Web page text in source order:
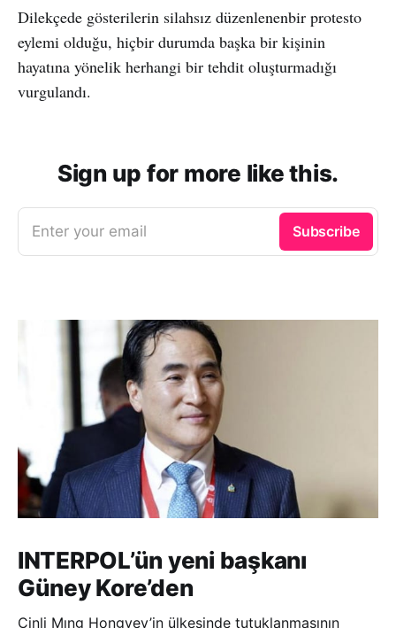
Dilekçede gösterilerin silahsız düzenlenenbir protesto
eylemi olduğu, hiçbir durumda başka bir kişinin
hayatına yönelik herhangi bir tehdit oluşturmadığı
vurgulandı.
Sign up for more like this.
Enter your email Subscribe
INTERPOL’ün yeni başkanı
Güney Kore’den
Çinli Mıng Hongvey’in ülkesinde tutuklanmasının